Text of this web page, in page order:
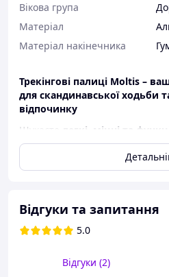
Вікова група
Матеріал
Матеріал накінечника
Трекінгові палиці Moltis –
для скандинавської ходьби
відпочинку
Шукаєте
легкі, міцні та
скандинавської ходьбичи
Трекінгові палиці
рішення! Виготовлені з
Основні особливості та
палиць Moltis:
регулювання:Завдяки
3-
Відгуки та запитання
5.0
Відгуки (2)